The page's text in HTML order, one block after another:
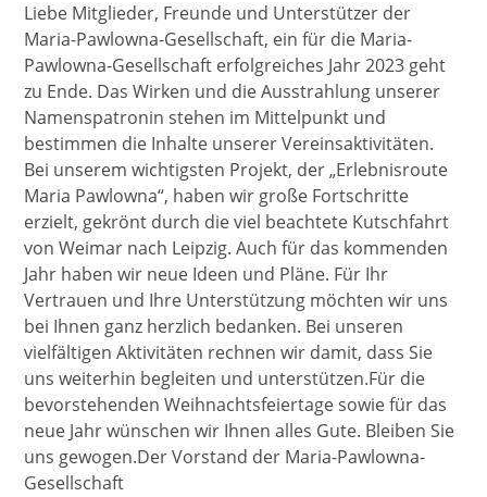
Liebe Mitglieder, Freunde und Unterstützer der
Maria-Pawlowna-Gesellschaft, ein für die Maria-
Pawlowna-Gesellschaft erfolgreiches Jahr 2023 geht
zu Ende. Das Wirken und die Ausstrahlung unserer
Namenspatronin stehen im Mittelpunkt und
bestimmen die Inhalte unserer Vereinsaktivitäten.
Bei unserem wichtigsten Projekt, der „Erlebnisroute
Maria Pawlowna“, haben wir große Fortschritte
erzielt, gekrönt durch die viel beachtete Kutschfahrt
von Weimar nach Leipzig. Auch für das kommenden
Jahr haben wir neue Ideen und Pläne. Für Ihr
Vertrauen und Ihre Unterstützung möchten wir uns
bei Ihnen ganz herzlich bedanken. Bei unseren
vielfältigen Aktivitäten rechnen wir damit, dass Sie
uns weiterhin begleiten und unterstützen.Für die
bevorstehenden Weihnachtsfeiertage sowie für das
neue Jahr wünschen wir Ihnen alles Gute. Bleiben Sie
uns gewogen.Der Vorstand der Maria-Pawlowna-
Gesellschaft